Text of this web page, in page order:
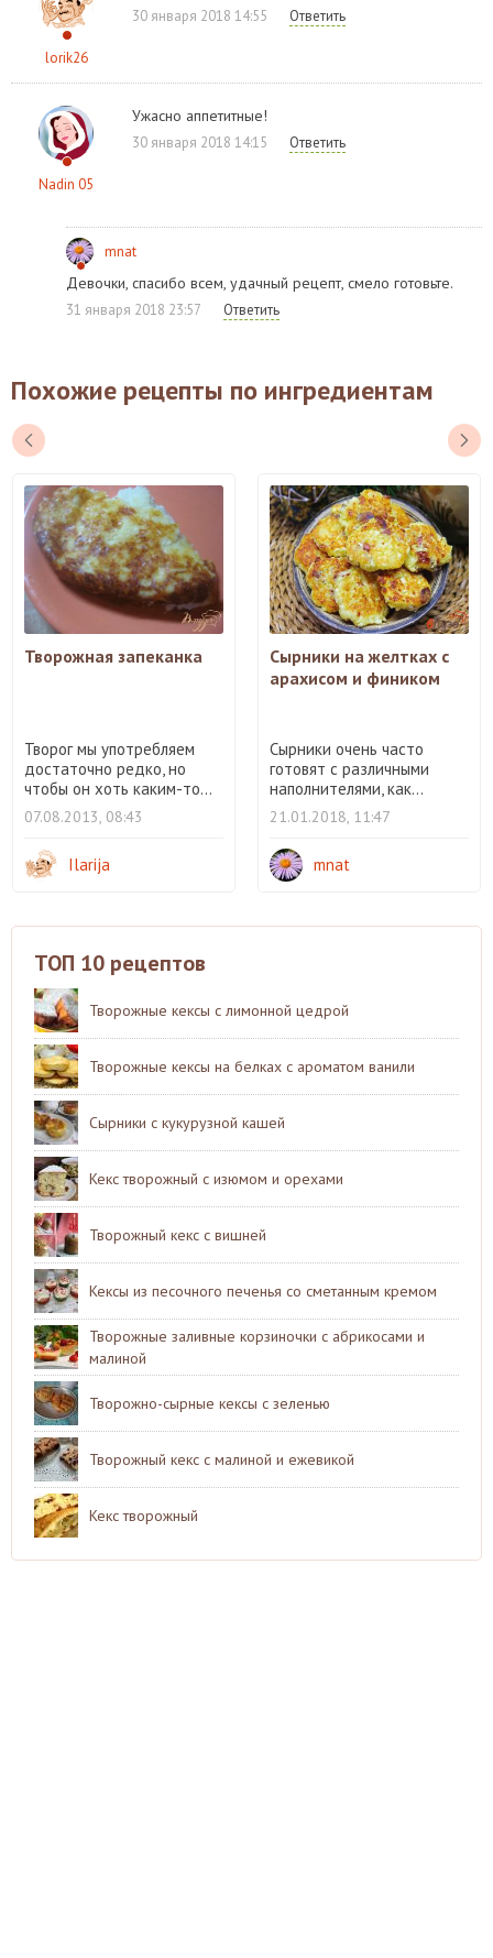
lorik26
30 января 2018 14:55 Ответить
Nadin 05
Ужасно аппетитные!
30 января 2018 14:15 Ответить
mnat
Девочки, спасибо всем, удачный рецепт, смело готовьте.
31 января 2018 23:57 Ответить
Похожие рецепты по ингредиентам
Творожная запеканка
Творог мы употребляем
достаточно редко, но
чтобы он хоть каким-то...
07.08.2013, 08:43
Ilarija
Сырники на желтках с
арахисом и фиником
Сырники очень часто
готовят с различными
наполнителями, как...
21.01.2018, 11:47
mnat
ТОП 10 рецептов
Творожные кексы с лимонной цедрой
Творожные кексы на белках с ароматом ванили
Сырники с кукурузной кашей
Кекс творожный с изюмом и орехами
Творожный кекс с вишней
Кексы из песочного печенья со сметанным кремом
Творожные заливные корзиночки с абрикосами и
малиной
Творожно-сырные кексы с зеленью
Творожный кекс с малиной и ежевикой
Кекс творожный